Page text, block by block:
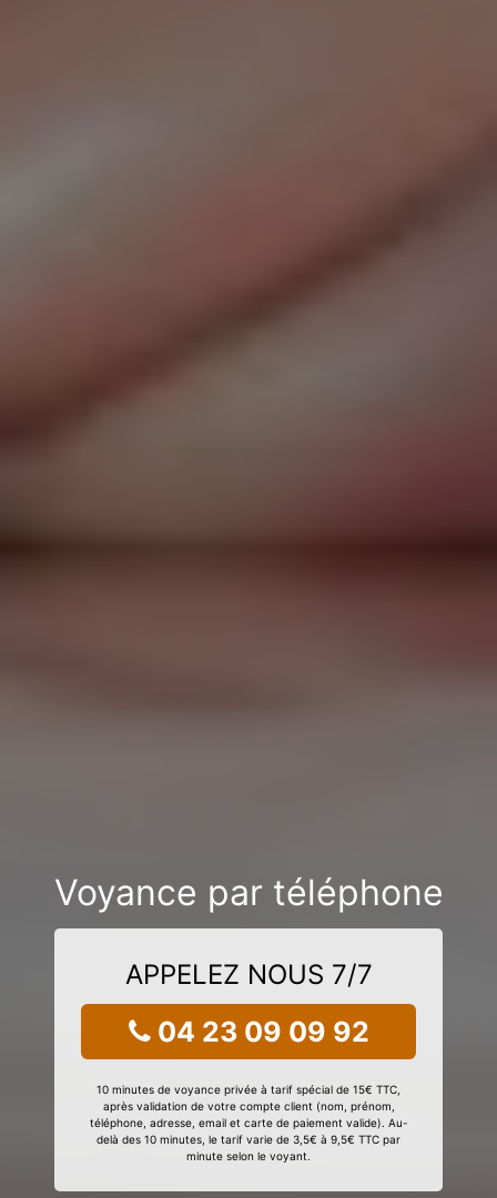
Voyance par téléphone
APPELEZ NOUS 7/7
04 23 09 09 92
10 minutes de voyance privée à tarif spécial de 15€ TTC,
après validation de votre compte client (nom, prénom,
téléphone, adresse, email et carte de paiement valide). Au-
delà des 10 minutes, le tarif varie de 3,5€ à 9,5€ TTC par
minute selon le voyant.